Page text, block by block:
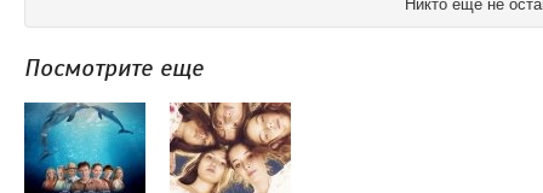
Посмотрите еще